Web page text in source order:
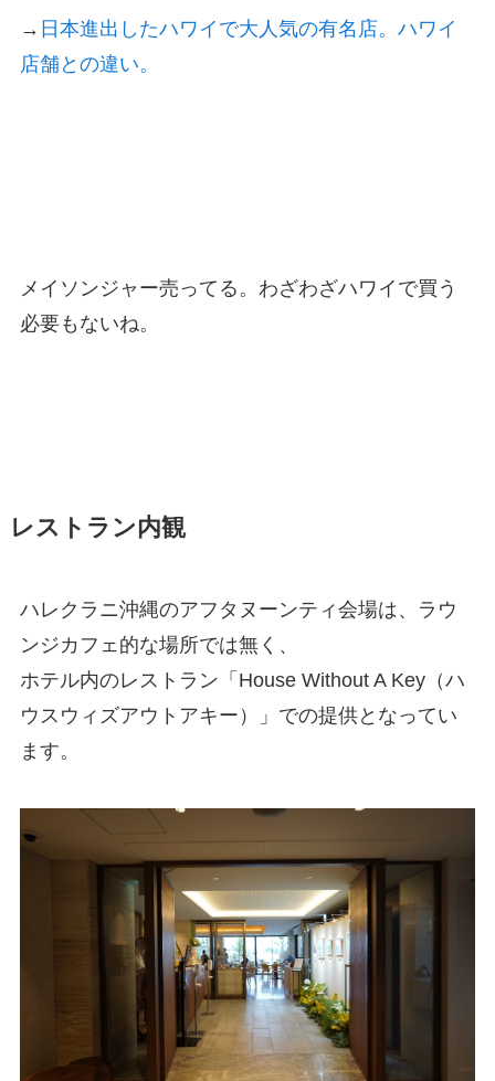
→ 日本進出したハワイで大人気の有名店。ハワイ
店舗との違い。
メイソンジャー売ってる。わざわざハワイで買う
必要もないね。
レストラン内観
ハレクラニ沖縄のアフタヌーンティ会場は、ラウ
ンジカフェ的な場所では無く、
ホテル内のレストラン「House Without A Key（ハ
ウスウィズアウトアキー）」での提供となってい
ます。